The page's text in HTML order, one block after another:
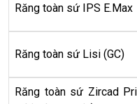
Răng toàn sứ IPS E.Max
Răng toàn sứ Lisi (GC)
Răng toàn sứ Zircad